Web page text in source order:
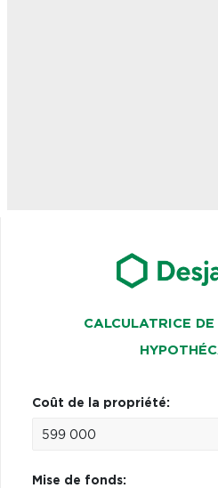
CALCULATRICE
Coût de la propriété:
Mise de fonds: